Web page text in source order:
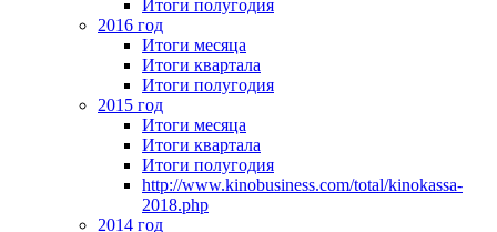
Итоги полугодия
2016 год
Итоги месяца
Итоги квартала
Итоги полугодия
2015 год
Итоги месяца
Итоги квартала
Итоги полугодия
http://www.kinobusiness.com/total/kinokassa-
2018.php
2014 год